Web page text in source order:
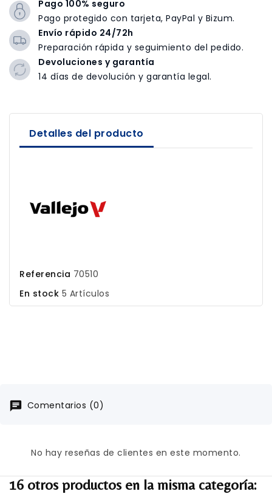
Pago 100% seguro
Pago protegido con tarjeta, PayPal y Bizum.
Envío rápido 24/72h
Preparación rápida y seguimiento del pedido.
Devoluciones y garantía
14 días de devolución y garantía legal.
Detalles del producto
Referencia 70510
En stock 5 Artículos
Comentarios (0)
No hay reseñas de clientes en este momento.
16 otros productos en la misma categoría: